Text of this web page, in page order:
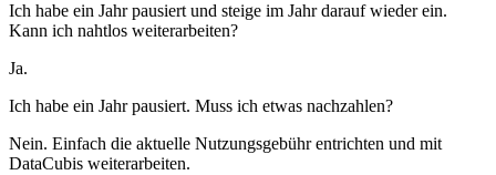
Ich habe ein Jahr pausiert und steige im Jahr darauf wieder ein.
Kann ich nahtlos weiterarbeiten?
Ja.
Ich habe ein Jahr pausiert. Muss ich etwas nachzahlen?
Nein. Einfach die aktuelle Nutzungsgebühr entrichten und mit
DataCubis weiterarbeiten.